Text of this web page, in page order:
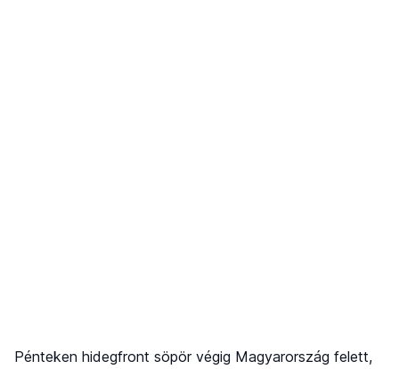
Pénteken hidegfront söpör végig Magyarország felett,